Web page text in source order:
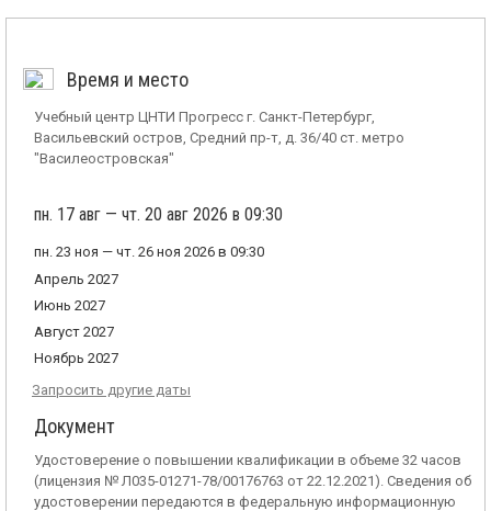
Время и место
Учебный центр ЦНТИ Прогресс г. Санкт-Петербург,
Васильевский остров, Средний пр-т, д. 36/40 ст. метро
"Василеостровская"
пн. 17 авг — чт. 20 авг 2026 в 09:30
пн. 23 ноя — чт. 26 ноя 2026 в 09:30
Апрель 2027
Июнь 2027
Август 2027
Ноябрь 2027
Запросить другие даты
Документ
Удостоверение о повышении квалификации в объеме 32 часов
(лицензия № Л035-01271-78/00176763 от 22.12.2021). Сведения об
удостоверении передаются в федеральную информационную